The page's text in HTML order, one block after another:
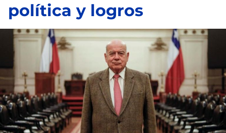
política y logros